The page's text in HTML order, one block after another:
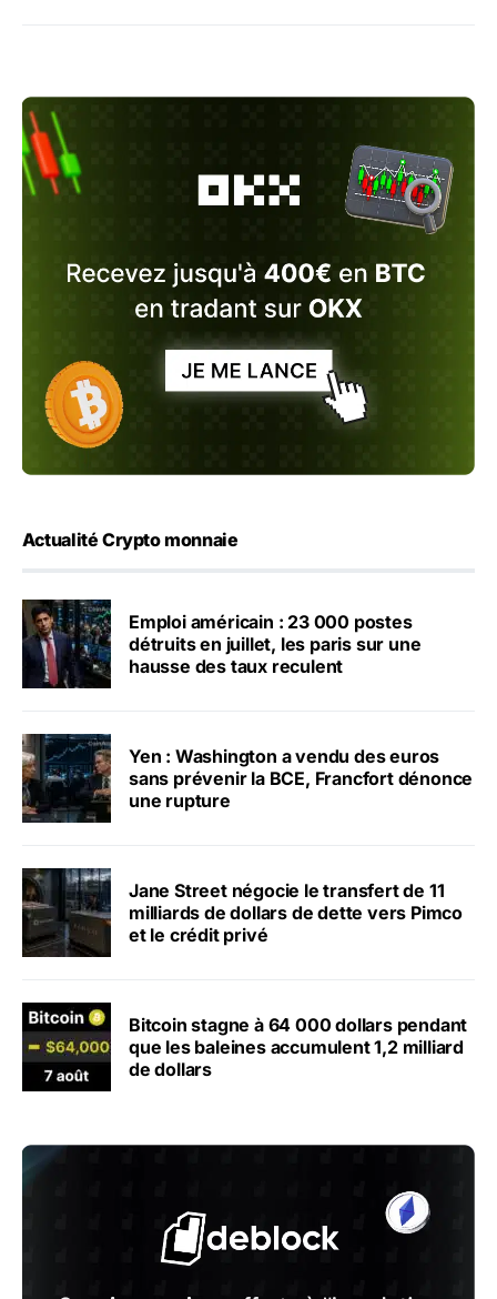
Actualité Crypto monnaie
Emploi américain : 23 000 postes
détruits en juillet, les paris sur une
hausse des taux reculent
Yen : Washington a vendu des euros
sans prévenir la BCE, Francfort dénonce
une rupture
Jane Street négocie le transfert de 11
milliards de dollars de dette vers Pimco
et le crédit privé
Bitcoin stagne à 64 000 dollars pendant
que les baleines accumulent 1,2 milliard
de dollars